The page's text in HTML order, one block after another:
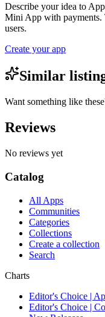
Describe your idea to
Mini App with payments.
users.
Create your app
Similar
Want something like
Reviews
No reviews yet
Catalog
All Apps
Communities
Categories
Collections
Create a collection
Search
Charts
Editor's Choice |
Editor's Choice |